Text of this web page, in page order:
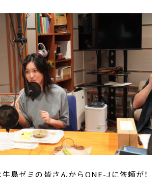
牛島ゼミの皆さんからONE-Jに依頼が！